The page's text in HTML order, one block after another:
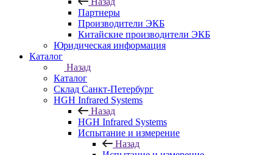
Партнеры
Производители ЭКБ
Китайские производители ЭКБ
Юридическая информация
Каталог
Назад
Каталог
Cклад Санкт-Петербург
HGH Infrared Systems
Назад
HGH Infrared Systems
Испытание и измерение
Назад